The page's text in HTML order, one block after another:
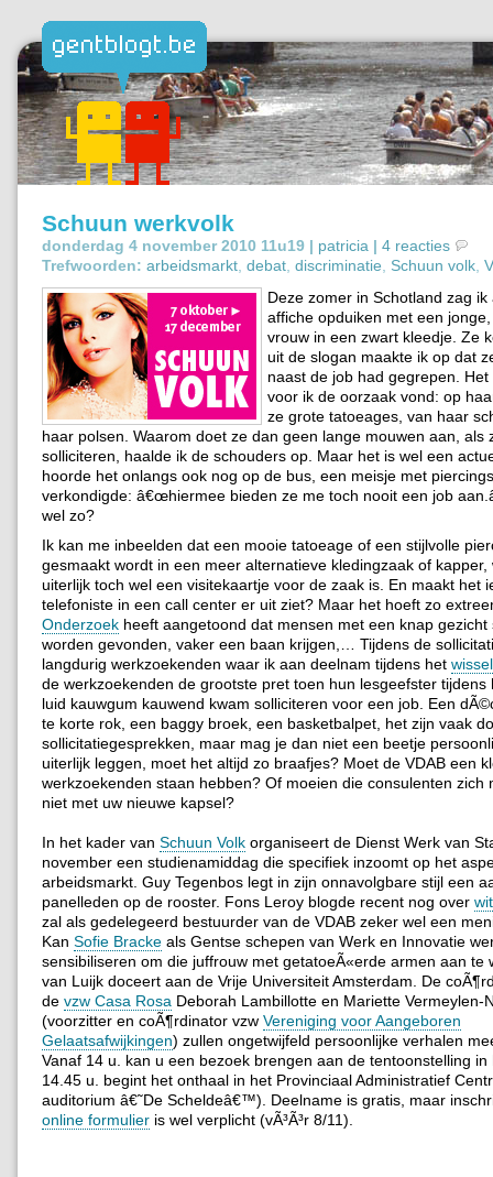
Schuun werkvolk
donderdag 4 november 2010 11u19 | patricia | 4 reacties
Trefwoorden: arbeidsmarkt debat discriminatie Schuun volk
Deze zomer in Schotland zag
affiche opduiken met een
vrouw in een zwart kleedje. Ze
uit de slogan maakte ik op dat
naast de job had gegrepen.
voor ik de oorzaak vond: op
ze grote tatoeages, van haar
haar polsen. Waarom doet ze dan geen lange mouwen aan, als
solliciteren, haalde ik de schouders op. Maar het is wel een
hoorde het onlangs ook nog op de bus, een meisje met
verkondigde: â€œhiermee bieden ze me toch nooit een job
wel zo?
Ik kan me inbeelden dat een mooie tatoeage of een stijlvolle
gesmaakt wordt in een meer alternatieve kledingzaak of kapper,
uiterlijk toch wel een visitekaartje voor de zaak is. En maakt het
telefoniste in een call center er uit ziet? Maar het hoeft zo
Onderzoek heeft aangetoond dat mensen met een knap gezicht
worden gevonden, vaker een baan krijgen,… Tijdens de
langdurig werkzoekenden waar ik aan deelnam tijdens het
de werkzoekenden de grootste pret toen hun lesgeefster tijdens
luid kauwgum kauwend kwam solliciteren voor een job. Een
te korte rok, een baggy broek, een basketbalpet, het zijn vaak
sollicitatiegesprekken, maar mag je dan niet een beetje
uiterlijk leggen, moet het altijd zo braafjes? Moet de VDAB een
werkzoekenden staan hebben? Of moeien die consulenten zich
niet met uw nieuwe kapsel?
In het kader van Schuun Volk organiseert de Dienst Werk van
november een studienamiddag die specifiek inzoomt op het
arbeidsmarkt. Guy Tegenbos legt in zijn onnavolgbare stijl een
panelleden op de rooster. Fons Leroy blogde recent nog over
zal als gedelegeerd bestuurder van de VDAB zeker wel een
Kan Sofie Bracke als Gentse schepen van Werk en Innovatie
sensibiliseren om die juffrouw met getatoeÃ«erde armen aan te
van Luijk doceert aan de Vrije Universiteit Amsterdam. De
de vzw Casa Rosa Deborah Lambillotte en Mariette Vermeylen-
(voorzitter en coÃ¶rdinator vzw Vereniging voor Aangeboren
Gelaatsafwijkingen) zullen ongetwijfeld persoonlijke verhalen
Vanaf 14 u. kan u een bezoek brengen aan de tentoonstelling in
14.45 u. begint het onthaal in het Provinciaal Administratief
auditorium â€˜De Scheldeâ€™). Deelname is gratis, maar
online formulier is wel verplicht (vÃ³Ã³r 8/11).